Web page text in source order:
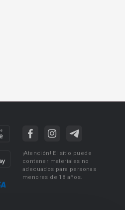
¡Atención! El sitio puede
contener materiales no
adecuados para personas
menores de 18 años.